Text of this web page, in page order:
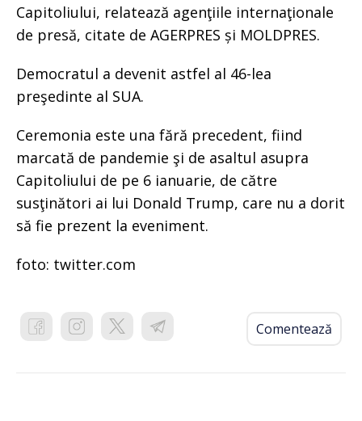
Capitoliului, relatează agenţiile internaţionale
de presă, citate de AGERPRES și MOLDPRES.
Democratul a devenit astfel al 46-lea
preşedinte al SUA.
Ceremonia este una fără precedent, fiind
marcată de pandemie şi de asaltul asupra
Capitoliului de pe 6 ianuarie, de către
susţinători ai lui Donald Trump, care nu a dorit
să fie prezent la eveniment.
foto: twitter.com
Comentează